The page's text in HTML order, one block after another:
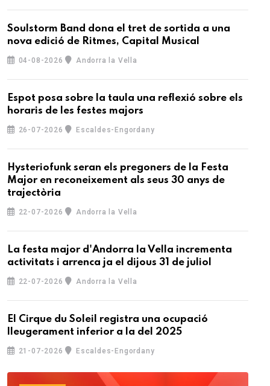
Soulstorm Band dona el tret de sortida a una
nova edició de Ritmes, Capital Musical
04-08-2026 Andorra la Vella
Espot posa sobre la taula una reflexió sobre els
horaris de les festes majors
26-07-2026 Escaldes-Engordany
Hysteriofunk seran els pregoners de la Festa
Major en reconeixement als seus 30 anys de
trajectòria
22-07-2026 Andorra la Vella
La festa major d'Andorra la Vella incrementa
activitats i arrenca ja el dijous 31 de juliol
22-07-2026 Andorra la Vella
El Cirque du Soleil registra una ocupació
lleugerament inferior a la del 2025
21-07-2026 Escaldes-Engordany